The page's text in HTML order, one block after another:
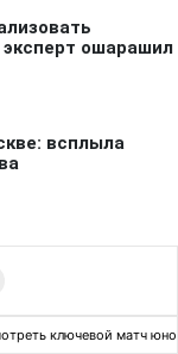
ключевой матч